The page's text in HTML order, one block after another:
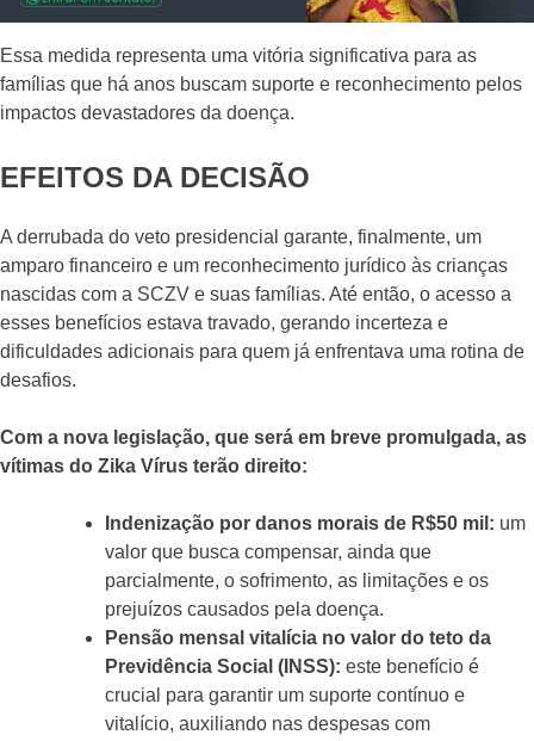
Essa medida representa uma vitória significativa para as
famílias que há anos buscam suporte e reconhecimento pelos
impactos devastadores da doença.
EFEITOS DA DECISÃO
A derrubada do veto presidencial garante, finalmente, um
amparo financeiro e um reconhecimento jurídico às crianças
nascidas com a SCZV e suas famílias. Até então, o acesso a
esses benefícios estava travado, gerando incerteza e
dificuldades adicionais para quem já enfrentava uma rotina de
desafios.
Com a nova legislação, que será em breve promulgada, as
vítimas do Zika Vírus terão direito:
Indenização por danos morais de R$50 mil: um
valor que busca compensar, ainda que
parcialmente, o sofrimento, as limitações e os
prejuízos causados pela doença.
Pensão mensal vitalícia no valor do teto da
Previdência Social (INSS): este benefício é
crucial para garantir um suporte contínuo e
vitalício, auxiliando nas despesas com